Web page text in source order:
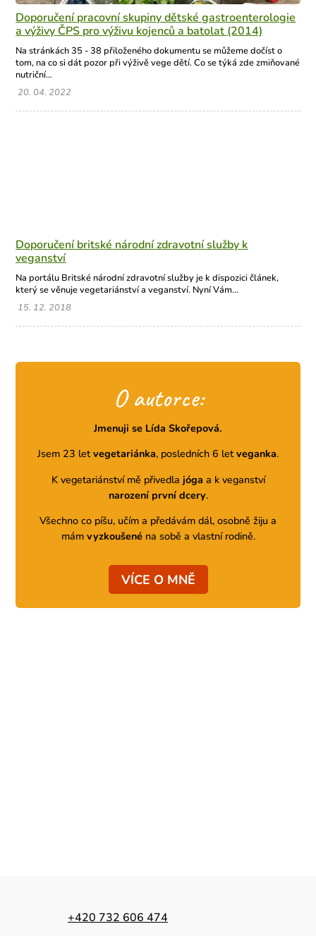
Doporučení pracovní skupiny dětské gastroenterologie
a výživy ČPS pro výživu kojenců a batolat (2014)
Na stránkách 35 - 38 přiloženého dokumentu se můžeme dočíst o
tom, na co si dát pozor při výživě vege dětí. Co se týká zde zmiňované
nutriční...
20. 04. 2022
Doporučení britské národní zdravotní služby k
veganství
Na portálu Britské národní zdravotní služby je k dispozici článek,
který se věnuje vegetariánství a veganství. Nyní Vám...
15. 12. 2018
O autorce:
Jmenuji se Lída Skořepová.
Jsem 23 letvegetariánka, posledních 6 letveganka.
K vegetariánství mě přivedla jóga a k veganství
narození první dcery.
Všechno co píšu, učím a předávám dál, osobně žiju a
mám vyzkoušenéna sobě a vlastní rodině.
VÍCE O MNĚ
+420 732 606 474